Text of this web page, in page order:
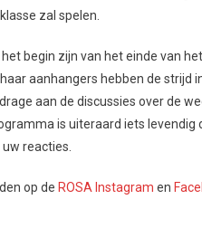
zal spelen.
begin zijn van het einde van
aanhangers hebben de
aan de discussies over de
is uiteraard iets
reacties.
op de ROSA Instagram en